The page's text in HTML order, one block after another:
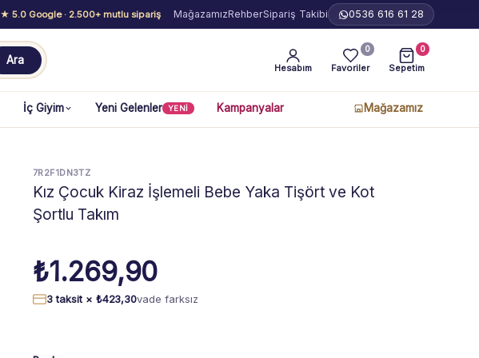
★ 5.0 Google· 2.500+ mutlu sipariş MağazamızRehberSipariş Takibi 0536 616 61 28
Ara
Hesabım Favoriler
0
Sepetim
0
İç Giyim Yeni Gelenler YENİ Kampanyalar Mağazamız
7R2F1DN3TZ
Kız Çocuk Kiraz İşlemeli Bebe Yaka Tişört ve Kot
Şortlu Takım
₺1.269,90
3 taksit × ₺423,30vade farksız